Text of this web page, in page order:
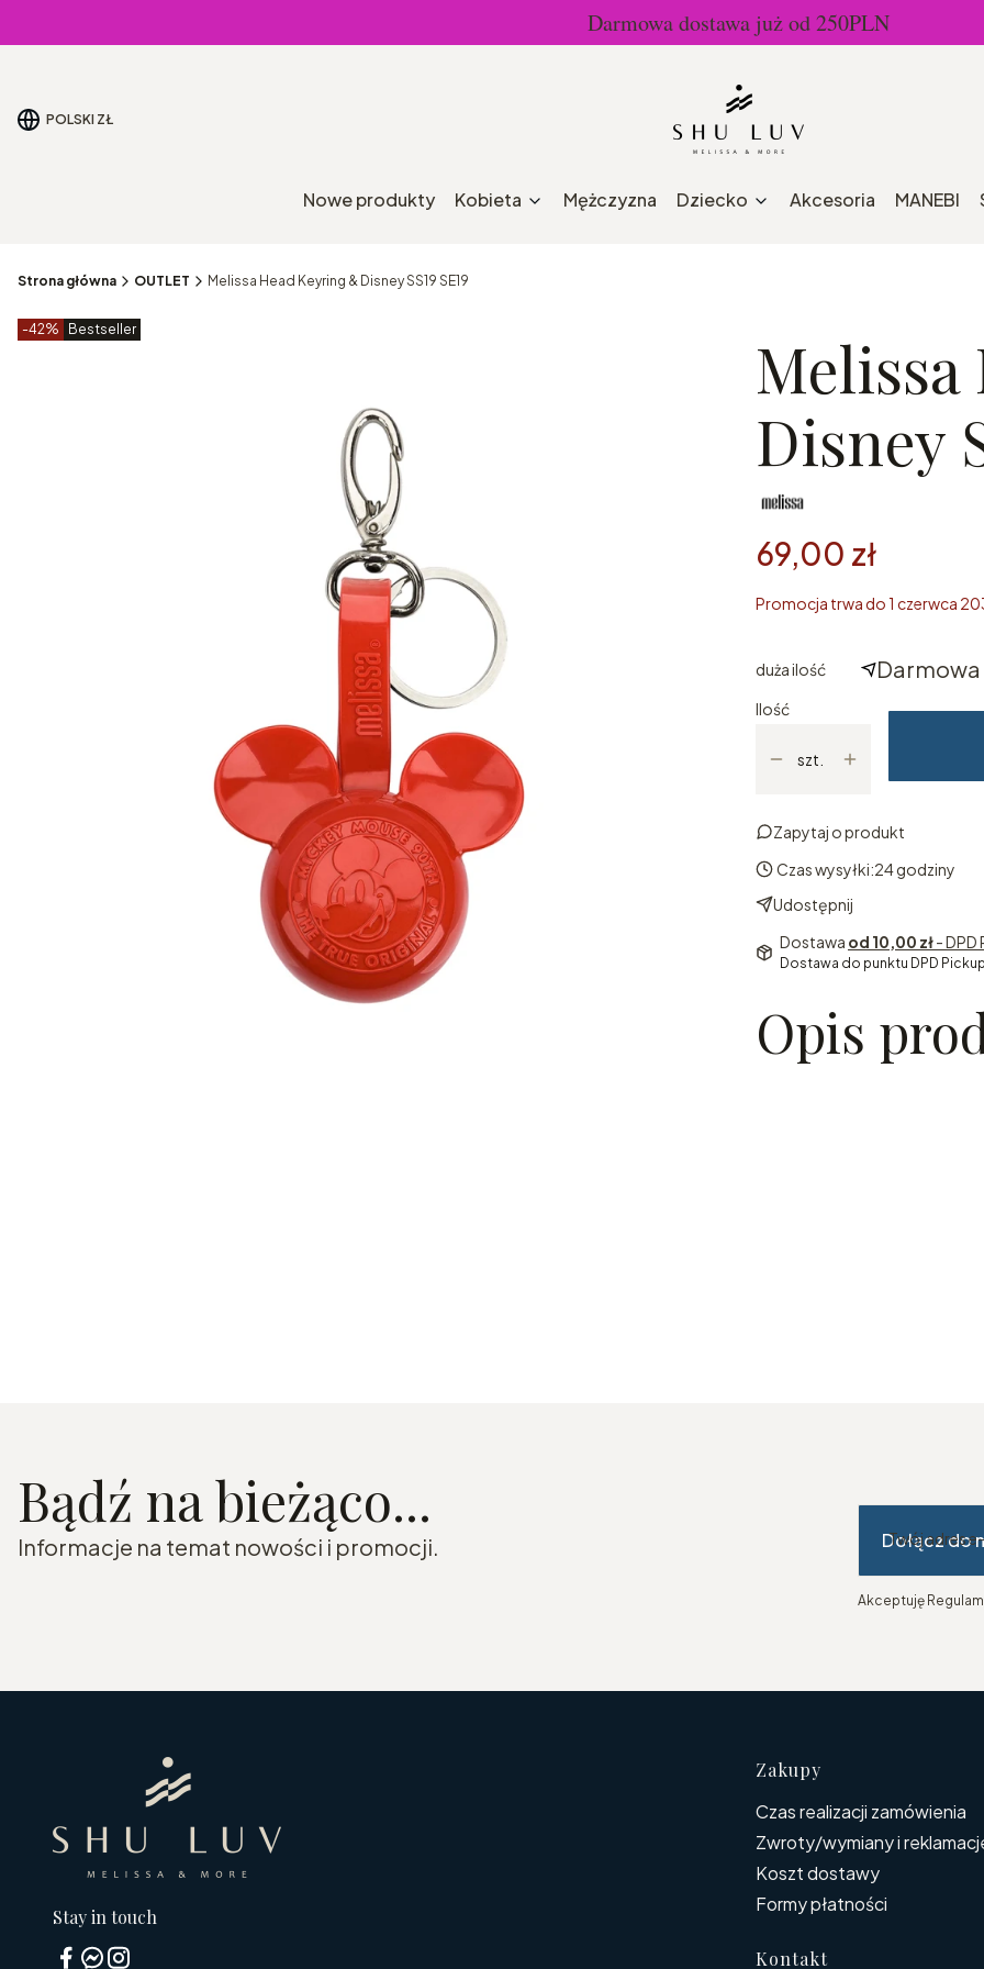
Darmowa dostawa już od 250PLN
POLSKI ZŁ
Nowe produkty Kobieta Mężczyzna Dziecko Akcesoria MANEBI
Strona główna OUTLET Melissa Head Keyring & Disney SS19 SE19
Etykiety produktu
-42% zniżki
Bestseller
Disney
69,00 zł
Promocja trwa do 1 czerwca
duża ilość
Ilość
szt.
Zapytaj o produkt
Czas wysyłki:24 godziny
Udostępnij
Dostawa od 10,00 zł- DPD
Dostawa do punktu DPD
Opis
Bądź na bieżąco...
Informacje na temat nowości i promocji. Twój adres
Dołącz do
Akceptuję
Stay in touch
Linki w
Zakupy
Czas realizacji zamówienia
Zwroty/wymiany i
Koszt dostawy
Formy płatności
Kontakt